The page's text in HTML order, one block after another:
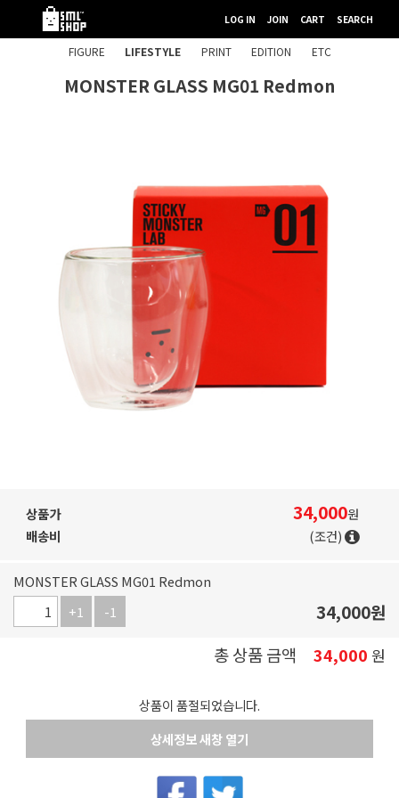
LOG IN JOIN CART SEARCH
FIGURE LIFESTYLE PRINT EDITION ETC
MONSTER GLASS MG01 Redmon
상품가 34,000원
배송비
(조건)
MONSTER GLASS MG01 Redmon
+1
-1 34,000원
총 상품 금액
34,000 원
상품이 품절되었습니다.
상세정보 새창 열기